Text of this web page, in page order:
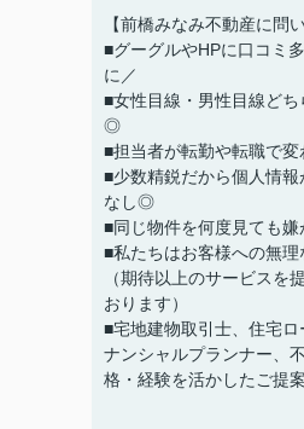
【前橋みなみ不動産に問
■グーグルやHPに口コミ
に／
■女性目線・男性目線ど
◎
■担当者が転勤や転職で
■少数精鋭だから個人情
なし◎
■同じ物件を何度見ても嫌
■私たちはお客様への無
（期待以上のサービスを
おります）
■宅地建物取引士、住宅
ナンシャルプランナー、
格・経験を活かしたご提